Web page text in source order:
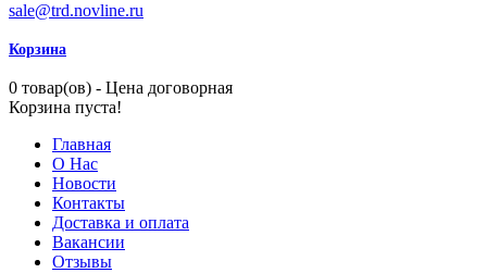
sale@trd.novline.ru
Корзина
0 товар(ов) - Цена договорная
Корзина пуста!
Главная
О Нас
Новости
Контакты
Доставка и оплата
Вакансии
Отзывы